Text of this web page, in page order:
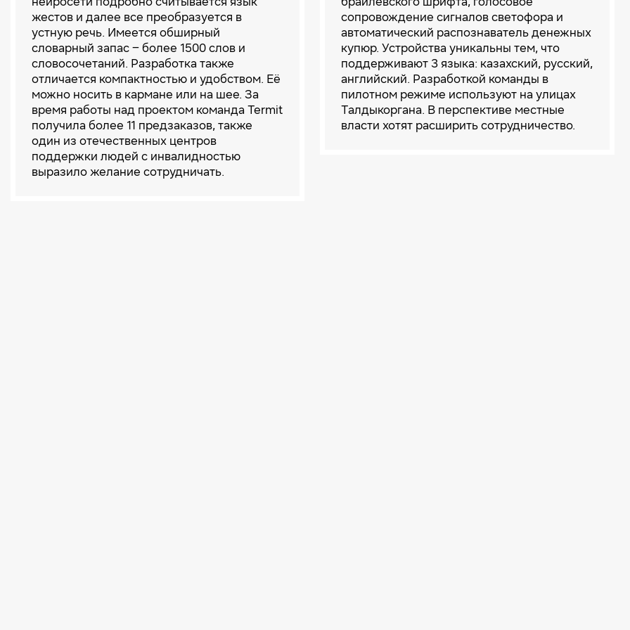
жестов и далее все преобразуется в
устную речь. Имеется обширный
словарный запас – более 1500 слов и
словосочетаний. Разработка также
отличается компактностью и удобством. Её
можно носить в кармане или на шее. За
время работы над проектом команда Termit
получила более 11 предзаказов, также
один из отечественных центров
поддержки людей с инвалидностью
выразило желание сотрудничать.
сопровождение сигналов светофора и
автоматический распознаватель денежных
купюр. Устройства уникальны тем, что
поддерживают 3 языка: казахский, русский,
английский. Разработкой команды в
пилотном режиме используют на улицах
Талдыкоргана. В перспективе местные
власти хотят расширить сотрудничество.